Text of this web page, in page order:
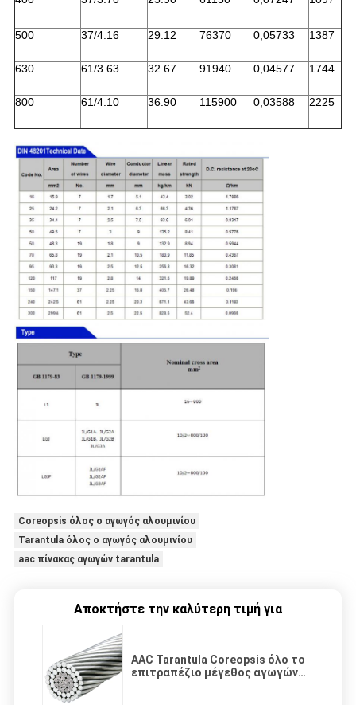
500 37/4.16 29.12 76370 0,05733 1387
630 61/3.63 32.67 91940 0,04577 1744
800 61/4.10 36.90 115900 0,03588 2225
Coreopsis όλος ο αγωγός αλουμινίου
Tarantula όλος ο αγωγός αλουμινίου
aac πίνακας αγωγών tarantula
Αποκτήστε την καλύτερη τιμή για
AAC Tarantula Coreopsis όλο το
επιτραπέζιο μέγεθος αγωγών